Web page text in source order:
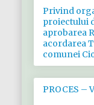
Privind
proiectului
aprobarea
acordarea
comunei
PROCES –